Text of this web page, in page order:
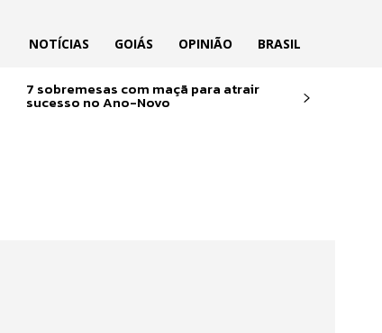
NOTÍCIAS GOIÁS OPINIÃO BRASIL
7 sobremesas com maçã para atrair
sucesso no Ano-Novo